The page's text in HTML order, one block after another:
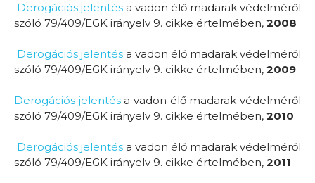
Derogációs jelentés a vadon élő madarak védelméről
szóló 79/409/EGK irányelv 9. cikke értelmében, 2008
Derogációs jelentés a vadon élő madarak védelméről
szóló 79/409/EGK irányelv 9. cikke értelmében, 2009
Derogációs jelentésa vadon élő madarak védelméről
szóló 79/409/EGK irányelv 9. cikke értelmében, 2010
Derogációs jelentés a vadon élő madarak védelméről
szóló 79/409/EGK irányelv 9. cikke értelmében, 2011